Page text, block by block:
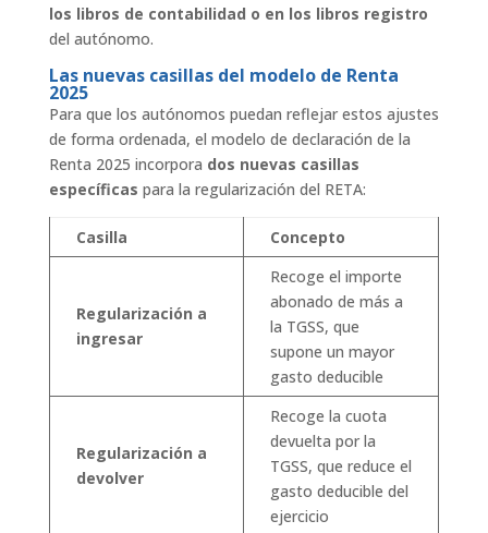
los libros de contabilidad o en los libros registro
del autónomo.
Las nuevas casillas del modelo de Renta
2025
Para que los autónomos puedan reflejar estos ajustes
de forma ordenada, el modelo de declaración de la
Renta 2025 incorpora dos nuevas casillas
específicas para la regularización del RETA:
Casilla Concepto
Regularización a
ingresar
Recoge el importe
abonado de más a
la TGSS, que
supone un mayor
gasto deducible
Regularización a
devolver
Recoge la cuota
devuelta por la
TGSS, que reduce el
gasto deducible del
ejercicio